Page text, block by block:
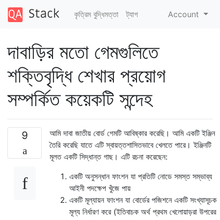
কৃত্রিম বুদ্ধিমত্তা ট্যাগ Account
দাবাড়ির মতো গেমগুলিতে
শক্তিবৃদ্ধি শেখার প্রয়োগ
সম্পর্কিত কয়েকটি সন্দেহ
9
আমি দাবা জাতীয় বোর্ড গেমটি আবিষ্কার করেছি। আমি একটি ইঞ্জিন
তৈরি করেছি যাতে এটি স্বায়ত্তশাসিতভাবে খেলতে পারে। ইঞ্জিনটি
মূলত একটি সিদ্ধান্ত গাছ। এটি রচনা করেছেন:
একটি অনুসন্ধান ফাংশন যা প্রতিটি নোডে সমস্ত সম্ভাব্য
আইনী পদক্ষেপ খুঁজে পায়
একটি মূল্যায়ন ফাংশন যা বোর্ডের পজিশনে একটি সংখ্যাসূচক
মূল্য নির্ধারণ করে (ইতিবাচক অর্থ প্রথম খেলোয়াড়রা উপরের